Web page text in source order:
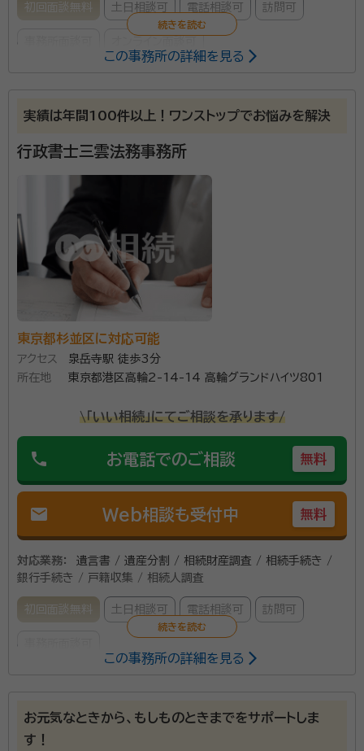
初回面談無料 土日相談可 電話相談可 訪問可
大越 公一（おおこし こういち）
行政書士
可手続き、外国人のビザ申請・帰化・在留資格、不動産経営や企業サポート
を得意領域とするほか、それ以外の法務にまつわる幅広い案件に対応可
能な点が大きな強みです。 弁護士や税理士、司法書士、行政書士、不動産
鑑定士といった、それぞれが得意領域を持つ“士業”の仲間と連携し、幅広
い案件をワンストップでサポートをしています。 明朗会計で親切丁寧に対
応させていただきますので、どうぞお気軽にご相談ください。 【経験年
数】 18年 【資格】 行政書士 宅地建物取引士 不動産コンサルティングマス
ター 2級ファイナンシャル・プランニング技能士 （個人資産相談業務・中小
事業主資産相談業務）
こんにちは、行政書士の大越 公一（おおこし こういち）
です。私は東京都で行政書士おおこし法務事務所という
行政書士事務所を経営しております。 18年間の不動産
業務と10年間の相続関連業務で培ってきた経験と実績
がございます。 私たちの社会生活は、複雑で高度化に伴
い面倒な手続きや高度の知識を要する場面が数多くな
ってきました。 そのような場面がリスクになることを知
らないことや、何もしないことがリスクになることも多く
あり、そのような状況を将来に向かってサポートをして
いこうと思い、当事務所を起ち上げました。 すべてはお
ンリーワンなサービスを提供いたします。
行政書士
東京都行政書士会
この事務所の詳細を見る
実績は年間100件以上！ワンストップでお悩みを解決
行政書士三雲法務事務所
東京都杉並区に対応可能
アクセス
泉岳寺駅 徒歩3分
所在地
東京都港区高輪2-14-14 高輪グランドハイツ801
\「いい相続」にてご相談を承ります/
phone お電話でのご相談 無料
mail Web相談も受付中 無料
対応業務：
遺言書 / 遺産分割 / 相続財産調査 / 相続手続き /
銀行手続き / 戸籍収集 / 相続人調査
初回面談無料 土日相談可 電話相談可 訪問可
三雲 琢也（ミクモ タクヤ） 行政書士
この事務所の詳細を見る
お元気なときから、もしものときまでをサポートしま
す！